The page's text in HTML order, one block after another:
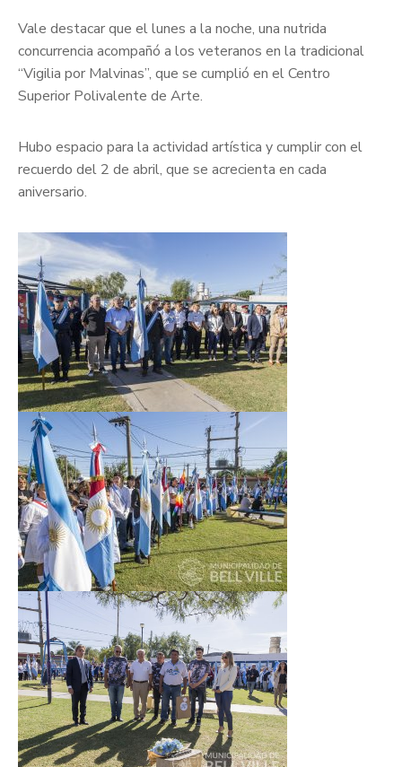
Vale destacar que el lunes a la noche, una nutrida
concurrencia acompañó a los veteranos en la tradicional
“Vigilia por Malvinas”, que se cumplió en el Centro
Superior Polivalente de Arte.
Hubo espacio para la actividad artística y cumplir con el
recuerdo del 2 de abril, que se acrecienta en cada
aniversario.